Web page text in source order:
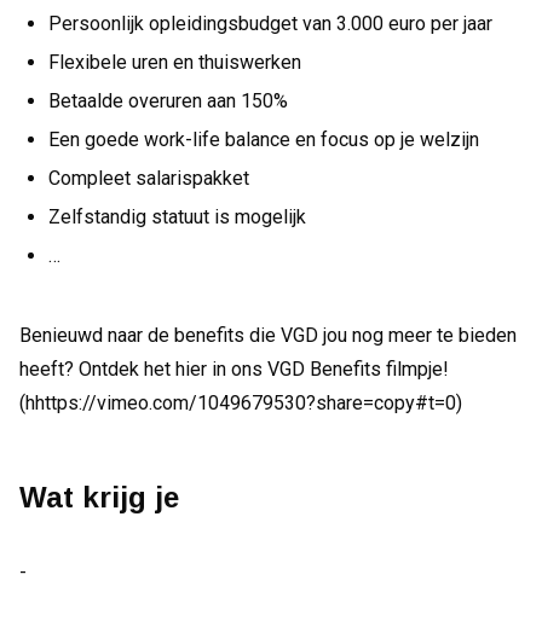
Persoonlijk opleidingsbudget van 3.000 euro per jaar
Flexibele uren en thuiswerken
Betaalde overuren aan 150%
Een goede work-life balance en focus op je welzijn
Compleet salarispakket
Zelfstandig statuut is mogelijk
…
Benieuwd naar de benefits die VGD jou nog meer te bieden
heeft? Ontdek het hier in ons VGD Benefits filmpje!
(hhttps://vimeo.com/1049679530?share=copy#t=0)
Wat krijg je
-